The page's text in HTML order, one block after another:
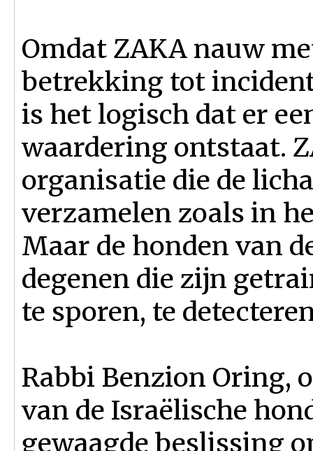
Omdat ZAKA nauw
betrekking tot
is het logisch dat er
waardering ontstaat.
organisatie die de
verzamelen zoals in
Maar de honden van
degenen die zijn
te sporen, te
Rabbi Benzion Oring,
van de Israëlische
gewaagde beslissing